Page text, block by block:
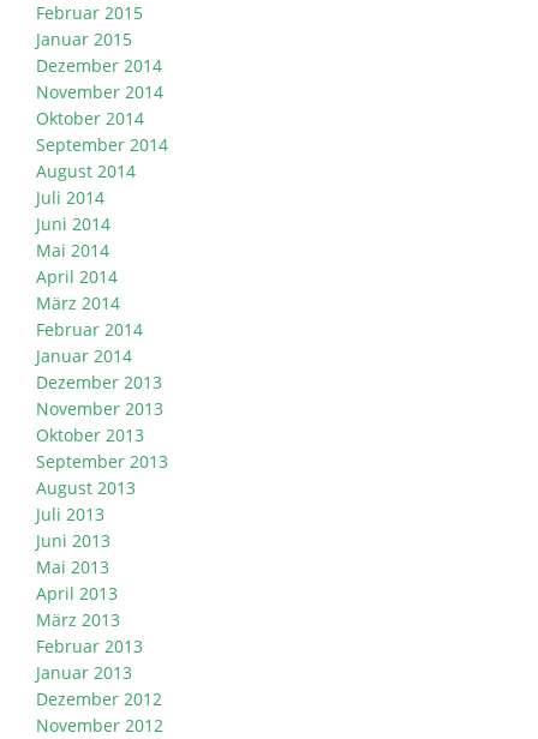
Februar 2015
Januar 2015
Dezember 2014
November 2014
Oktober 2014
September 2014
August 2014
Juli 2014
Juni 2014
Mai 2014
April 2014
März 2014
Februar 2014
Januar 2014
Dezember 2013
November 2013
Oktober 2013
September 2013
August 2013
Juli 2013
Juni 2013
Mai 2013
April 2013
März 2013
Februar 2013
Januar 2013
Dezember 2012
November 2012